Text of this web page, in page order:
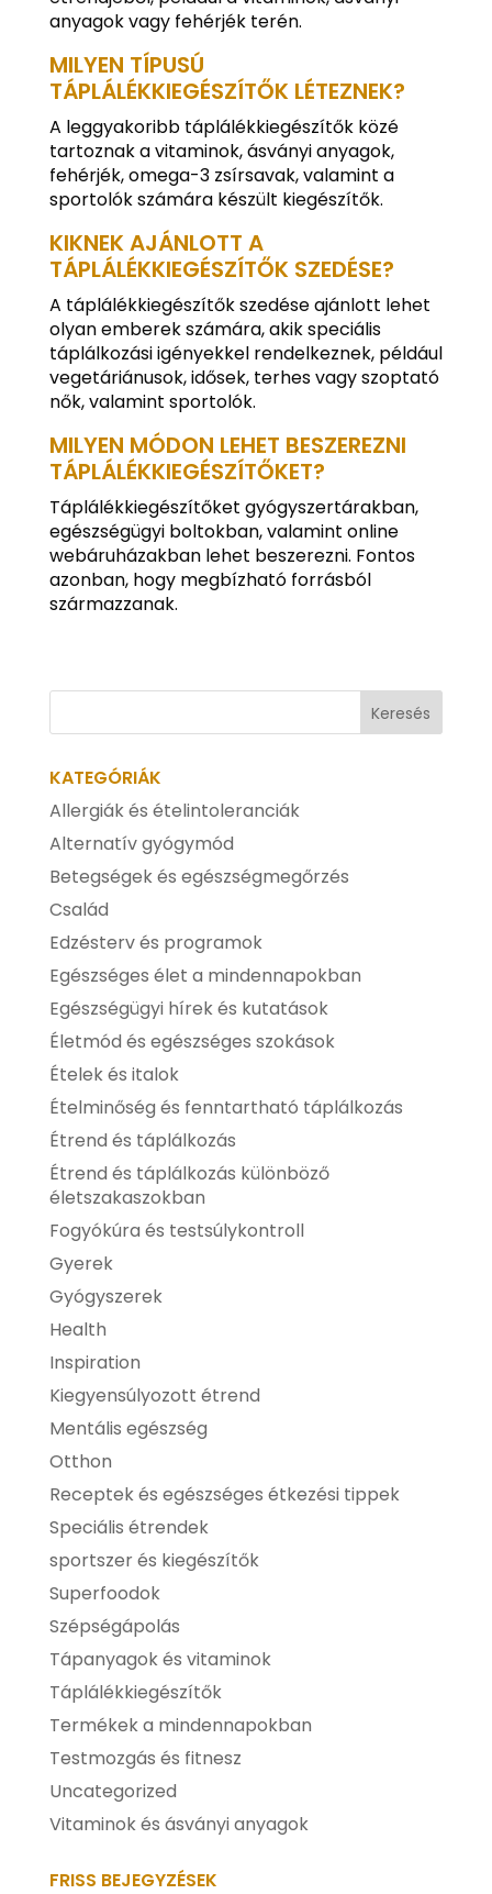
anyagok vagy fehérjék terén.
MILYEN TÍPUSÚ
TÁPLÁLÉKKIEGÉSZÍTŐK LÉTEZNEK?
A leggyakoribb táplálékkiegészítők közé
tartoznak a vitaminok, ásványi anyagok,
fehérjék, omega-3 zsírsavak, valamint a
sportolók számára készült kiegészítők.
KIKNEK AJÁNLOTT A
TÁPLÁLÉKKIEGÉSZÍTŐK SZEDÉSE?
A táplálékkiegészítők szedése ajánlott lehet
olyan emberek számára, akik speciális
táplálkozási igényekkel rendelkeznek, például
vegetáriánusok, idősek, terhes vagy szoptató
nők, valamint sportolók.
MILYEN MÓDON LEHET BESZEREZNI
TÁPLÁLÉKKIEGÉSZÍTŐKET?
Táplálékkiegészítőket gyógyszertárakban,
egészségügyi boltokban, valamint online
webáruházakban lehet beszerezni. Fontos
azonban, hogy megbízható forrásból
származzanak.
KATEGÓRIÁK
Allergiák és ételintoleranciák
Alternatív gyógymód
Betegségek és egészségmegőrzés
Család
Edzésterv és programok
Egészséges élet a mindennapokban
Egészségügyi hírek és kutatások
Életmód és egészséges szokások
Ételek és italok
Ételminőség és fenntartható táplálkozás
Étrend és táplálkozás
Étrend és táplálkozás különböző
életszakaszokban
Fogyókúra és testsúlykontroll
Gyerek
Gyógyszerek
Health
Inspiration
Kiegyensúlyozott étrend
Mentális egészség
Otthon
Receptek és egészséges étkezési tippek
Speciális étrendek
sportszer és kiegészítők
Superfoodok
Szépségápolás
Tápanyagok és vitaminok
Táplálékkiegészítők
Termékek a mindennapokban
Testmozgás és fitnesz
Uncategorized
Vitaminok és ásványi anyagok
FRISS BEJEGYZÉSEK